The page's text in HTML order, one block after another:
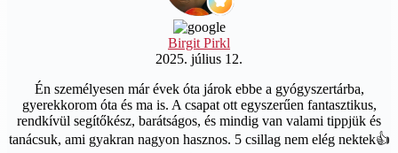
Birgit Pirkl
2025. július 12.
Én személyesen már évek óta járok ebbe a gyógyszertárba,
gyerekkorom óta és ma is. A csapat ott egyszerűen fantasztikus,
rendkívül segítőkész, barátságos, és mindig van valami tippjük és
tanácsuk, ami gyakran nagyon hasznos. 5 csillag nem elég nektek👍